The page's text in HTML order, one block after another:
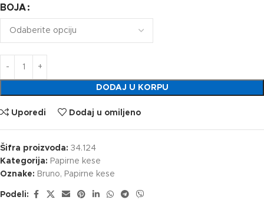
BOJA
DODAJ U KORPU
Uporedi Dodaj u omiljeno
Šifra proizvoda: 34.124
Kategorija: Papirne kese
Oznake: Bruno, Papirne kese
Podeli: